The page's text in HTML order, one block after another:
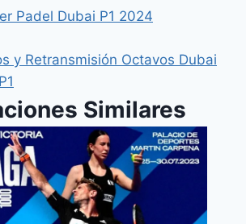
Padel Dubai P1 2024
y Retransmisión Octavos Dubai
Similares